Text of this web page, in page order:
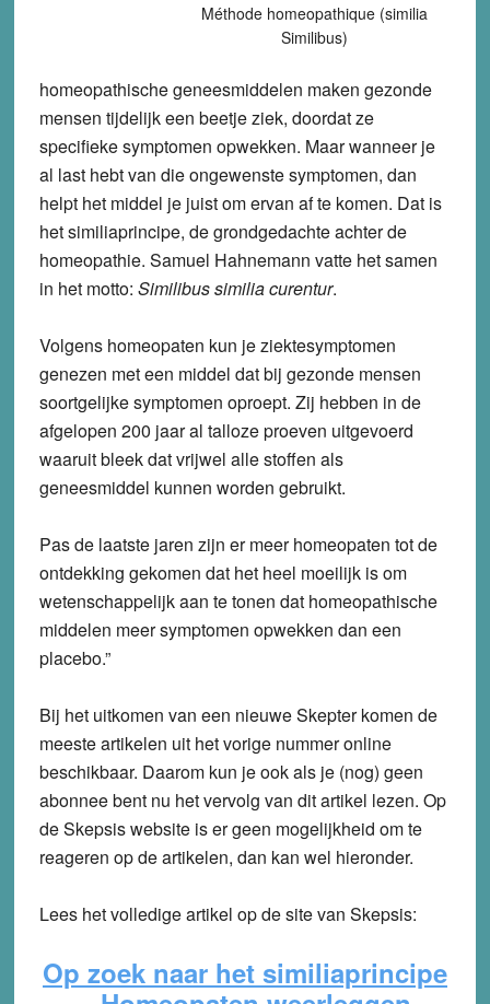
Méthode homeopathique (similia
Similibus)
homeopathische geneesmiddelen maken gezonde
mensen tijdelijk een beetje ziek, doordat ze
specifieke symptomen opwekken. Maar wanneer je
al last hebt van die ongewenste symptomen, dan
helpt het middel je juist om ervan af te komen. Dat is
het similiaprincipe, de grondgedachte achter de
homeopathie. Samuel Hahnemann vatte het samen
in het motto: Similibus similia curentur.
Volgens homeopaten kun je ziektesymptomen
genezen met een middel dat bij gezonde mensen
soortgelijke symptomen oproept. Zij hebben in de
afgelopen 200 jaar al talloze proeven uitgevoerd
waaruit bleek dat vrijwel alle stoffen als
geneesmiddel kunnen worden gebruikt.
Pas de laatste jaren zijn er meer homeopaten tot de
ontdekking gekomen dat het heel moeilijk is om
wetenschappelijk aan te tonen dat homeopathische
middelen meer symptomen opwekken dan een
placebo.”
Bij het uitkomen van een nieuwe Skepter komen de
meeste artikelen uit het vorige nummer online
beschikbaar. Daarom kun je ook als je (nog) geen
abonnee bent nu het vervolg van dit artikel lezen. Op
de Skepsis website is er geen mogelijkheid om te
reageren op de artikelen, dan kan wel hieronder.
Lees het volledige artikel op de site van Skepsis:
Op zoek naar het similiaprincipe